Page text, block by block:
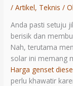
/Artikel, Teknis /
Anda pasti setuju
berisik dan
Nah, terutama
solar ini memang
Harga genset
perlu khawatir